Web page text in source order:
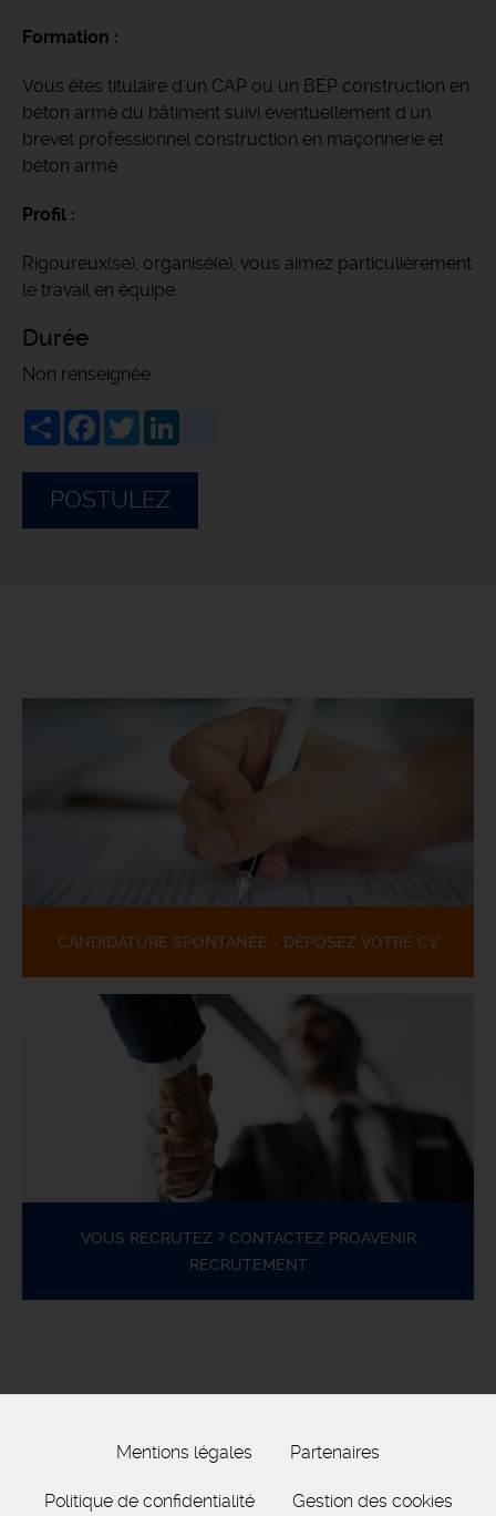
Formation :
Vous êtes titulaire d'un CAP ou un BEP construction en
béton armé du bâtiment suivi éventuellement d'un
brevet professionnel construction en maçonnerie et
béton armé
Profil :
Rigoureux(se), organisé(e), vous aimez particulièrement
le travail en équipe.
Durée
Non renseignée
ShareFacebook
Twitter
POSTULEZ
CANDIDATURE SPONTANÉE - DÉPOSEZ VOTRE CV
VOUS RECRUTEZ ? CONTACTEZ PROAVENIR
RECRUTEMENT
Mentions légales Partenaires
Politique de confidentialité Gestion des cookies